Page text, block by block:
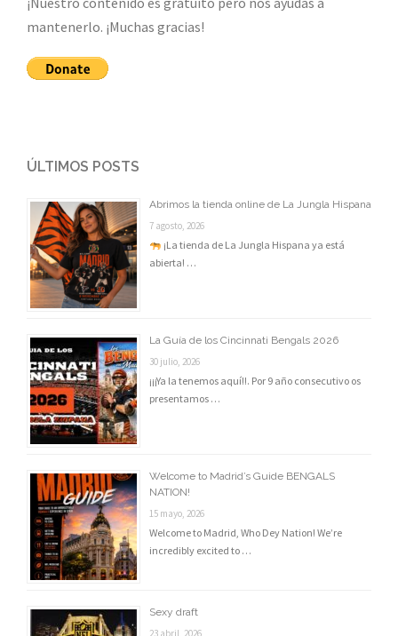
mantenerlo. ¡Muchas gracias!
ÚLTIMOS POSTS
Abrimos la tienda online de La Jungla Hispana
7 agosto, 2026
¡La tienda de La Jungla Hispana ya está
abierta! …
La Guía de los Cincinnati Bengals 2026
30 julio, 2026
¡¡¡Ya la tenemos aquí!!. Por 9 año consecutivo os
presentamos …
Welcome to Madrid’s Guide BENGALS
NATION!
15 mayo, 2026
Welcome to Madrid, Who Dey Nation! We’re
incredibly excited to …
Sexy draft
23 abril, 2026